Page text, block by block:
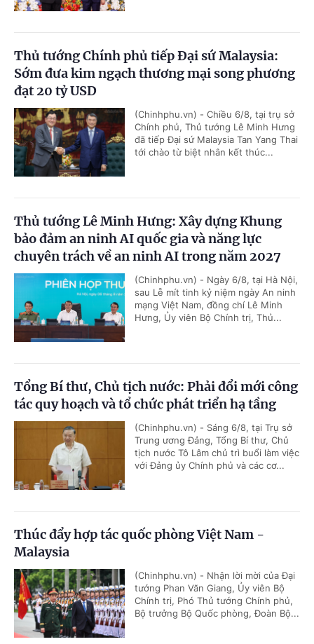
Thủ tướng Chính phủ tiếp Đại sứ Malaysia:
Sớm đưa kim ngạch thương mại song phương
đạt 20 tỷ USD
(Chinhphu.vn) - Chiều 6/8, tại trụ sở
Chính phủ, Thủ tướng Lê Minh Hưng
đã tiếp Đại sứ Malaysia Tan Yang Thai
tới chào từ biệt nhân kết thúc...
Thủ tướng Lê Minh Hưng: Xây dựng Khung
bảo đảm an ninh AI quốc gia và năng lực
chuyên trách về an ninh AI trong năm 2027
(Chinhphu.vn) - Ngày 6/8, tại Hà Nội,
sau Lễ mít tinh kỷ niệm ngày An ninh
mạng Việt Nam, đồng chí Lê Minh
Hưng, Ủy viên Bộ Chính trị, Thủ...
Tổng Bí thư, Chủ tịch nước: Phải đổi mới công
tác quy hoạch và tổ chức phát triển hạ tầng
(Chinhphu.vn) - Sáng 6/8, tại Trụ sở
Trung ương Đảng, Tổng Bí thư, Chủ
tịch nước Tô Lâm chủ trì buổi làm việc
với Đảng ủy Chính phủ và các cơ...
Thúc đẩy hợp tác quốc phòng Việt Nam -
Malaysia
(Chinhphu.vn) - Nhận lời mời của Đại
tướng Phan Văn Giang, Ủy viên Bộ
Chính trị, Phó Thủ tướng Chính phủ,
Bộ trưởng Bộ Quốc phòng, Đoàn Bộ...